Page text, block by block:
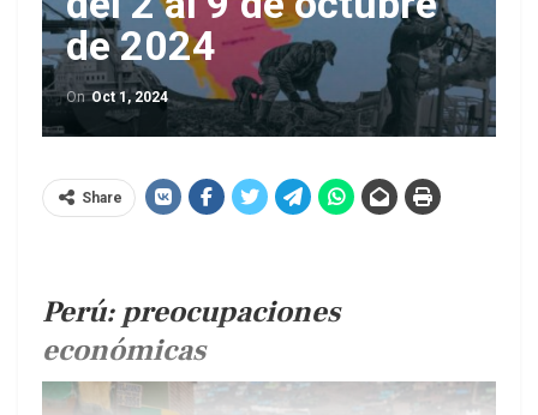
de 2024
OnOct 1, 2024
Share
Perú: preocupaciones
económicas